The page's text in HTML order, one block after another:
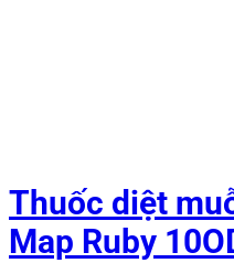
Thuốc diệt
Map Ruby